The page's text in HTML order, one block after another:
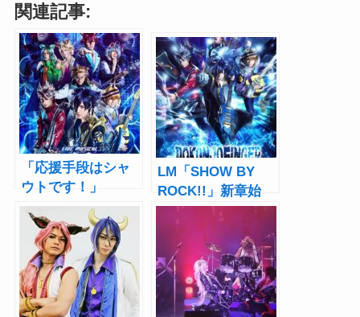
関連記事:
「応援手段はシャ
ウトです！」
LM『SHOW BY
ROCK!!』-DO根性
北学園編-前に生コ
メンタリー配信も
LM「SHOW BY
ROCK!!」新章始
動！坂田隆一郎、
高橋怜也らが演じ
る新バンド登場で
「DO根性北学園
編」